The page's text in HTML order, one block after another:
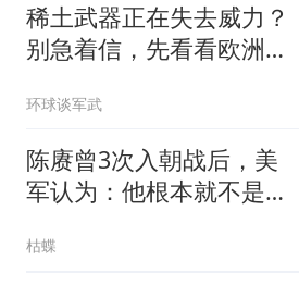
稀土武器正在失去威力？
别急着信，先看看欧洲军
环球谈军武
陈赓曾3次入朝战后，美
军认为：他根本就不是来
枯蝶